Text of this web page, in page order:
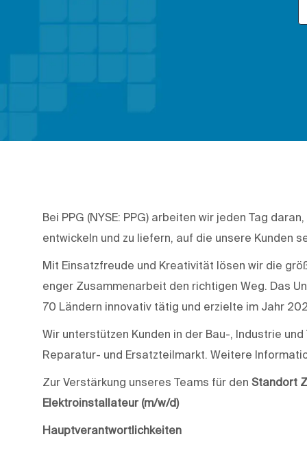
Bei PPG (NYSE: PPG) arbeiten wir jeden Tag
entwickeln und zu liefern, auf die unsere Kunden
Mit Einsatzfreude und Kreativität lösen wir die
enger Zusammenarbeit den richtigen Weg. Das
70 Ländern innovativ tätig und erzielte im Jahr
Wir unterstützen Kunden in der Bau-, Industrie
Reparatur- und Ersatzteilmarkt. Weitere
Zur Verstärkung unseres Teams für den Standort
Elektroinstallateur(m/w/d)
Hauptverantwortlichkeiten